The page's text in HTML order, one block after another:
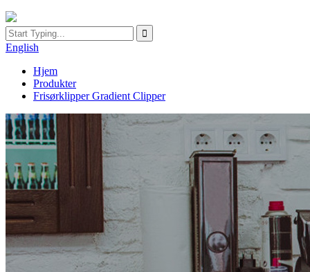
English
Hjem
Produkter
Frisørklipper Gradient Clipper